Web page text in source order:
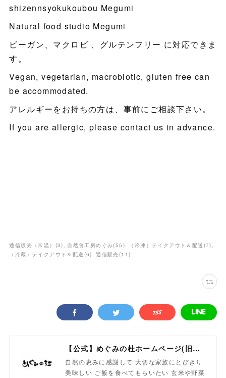
shizennsyokukoubou Megumi
Natural food studio Megumi
ビーガン、マクロビ 、グルテンフリー に対応できま
す。
Vegan, vegetarian, macrobiotic, gluten free can
be accommodated.
アレルギーをお持ちの方は、事前にご相談下さい。
If you are allergic, please contact us in advance.
通信販売（常温） (3) 自然食工房めぐみ(55 ) （冷凍）テイクアウト＆配送 (7)
（冷蔵）テイクアウト＆配送 (6) 通信販売(11)
【公式】めぐみの杜ホームページ(旧自然食工房）
自然の恵みに感謝して 大切な家族にとびきり
美味しい ご飯を食べてもらいたい 玄米や野菜